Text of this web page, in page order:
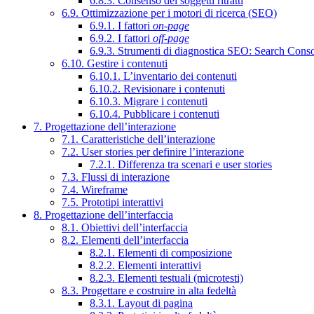
6.9. Ottimizzazione per i motori di ricerca (SEO)
6.9.1. I fattori on-page
6.9.2. I fattori off-page
6.9.3. Strumenti di diagnostica SEO: Search
6.10. Gestire i contenuti
6.10.1. L’inventario dei contenuti
6.10.2. Revisionare i contenuti
6.10.3. Migrare i contenuti
6.10.4. Pubblicare i contenuti
7. Progettazione dell’interazione
7.1. Caratteristiche dell’interazione
7.2. User stories per definire l’interazione
7.2.1. Differenza tra scenari e user stories
7.3. Flussi di interazione
7.4. Wireframe
7.5. Prototipi interattivi
8. Progettazione dell’interfaccia
8.1. Obiettivi dell’interfaccia
8.2. Elementi dell’interfaccia
8.2.1. Elementi di composizione
8.2.2. Elementi interattivi
8.2.3. Elementi testuali (microtesti)
8.3. Progettare e costruire in alta fedeltà
8.3.1. Layout di pagina